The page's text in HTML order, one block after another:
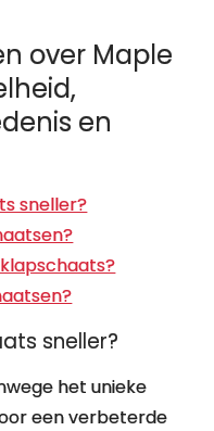
over Maple
en
sneller?
sneller?
het unieke
een verbeterde